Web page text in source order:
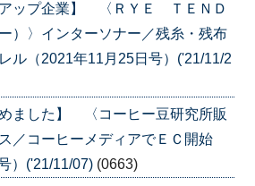
アップ企業】 〈ＲＹＥ ＴＥＮＤ
）〉インターソナー／残糸・残布
ル（2021年11月25日号）('21/11/2
ました】 〈コーヒー豆研究所販
／コーヒーメディアでＥＣ開始
）('21/11/07) (0663)